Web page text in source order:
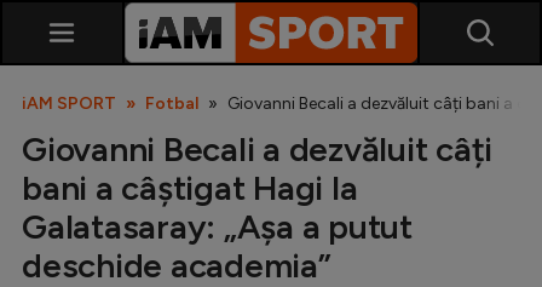
iAM SPORT Fotbal Giovanni Becali a dezvăluit câți bani a
Giovanni Becali a dezvăluit câți
bani a câștigat Hagi la
Galatasaray: „Așa a putut
deschide academia”